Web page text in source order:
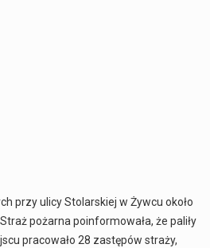
przy ulicy Stolarskiej w Żywcu około
pożarna poinformowała, że paliły
pracowało 28 zastępów straży,